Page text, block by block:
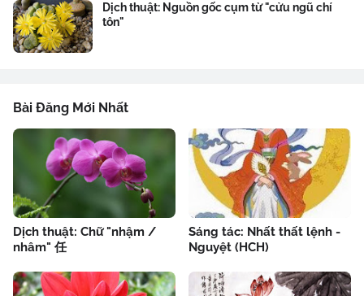
Dịch thuật: Nguồn gốc cụm từ "cửu ngũ chí
tôn"
Bài Đăng Mới Nhất
Dịch thuật: Chữ "nhậm /
nhâm" 任
Sáng tác: Nhất thất lệnh -
Nguyệt (HCH)